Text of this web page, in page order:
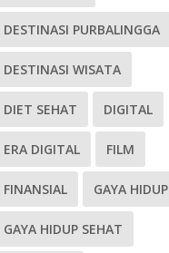
DESTINASI PURBALINGGA
DESTINASI WISATA
DIET SEHAT DIGITAL
ERA DIGITAL FILM
FINANSIAL GAYA HIDUP
GAYA HIDUP SEHAT